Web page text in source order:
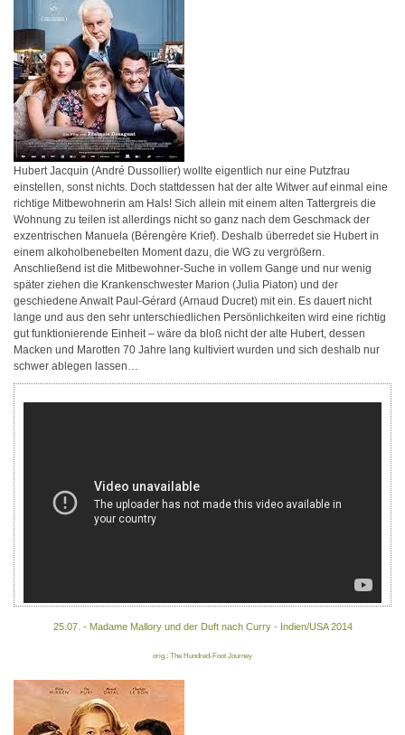
Hubert Jacquin (André Dussollier) wollte eigentlich nur eine Putzfrau
einstellen, sonst nichts. Doch stattdessen hat der alte Witwer auf einmal eine
richtige Mitbewohnerin am Hals! Sich allein mit einem alten Tattergreis die
Wohnung zu teilen ist allerdings nicht so ganz nach dem Geschmack der
exzentrischen Manuela (Bérengère Krief). Deshalb überredet sie Hubert in
einem alkoholbenebelten Moment dazu, die WG zu vergrößern.
Anschließend ist die Mitbewohner-Suche in vollem Gange und nur wenig
später ziehen die Krankenschwester Marion (Julia Piaton) und der
geschiedene Anwalt Paul-Gérard (Arnaud Ducret) mit ein. Es dauert nicht
lange und aus den sehr unterschiedlichen Persönlichkeiten wird eine richtig
gut funktionierende Einheit – wäre da bloß nicht der alte Hubert, dessen
Macken und Marotten 70 Jahre lang kultiviert wurden und sich deshalb nur
schwer ablegen lassen…
25.07. - Madame Mallory und der Duft nach Curry - Indien/USA 2014
orig.: The Hundred-Foot Journey